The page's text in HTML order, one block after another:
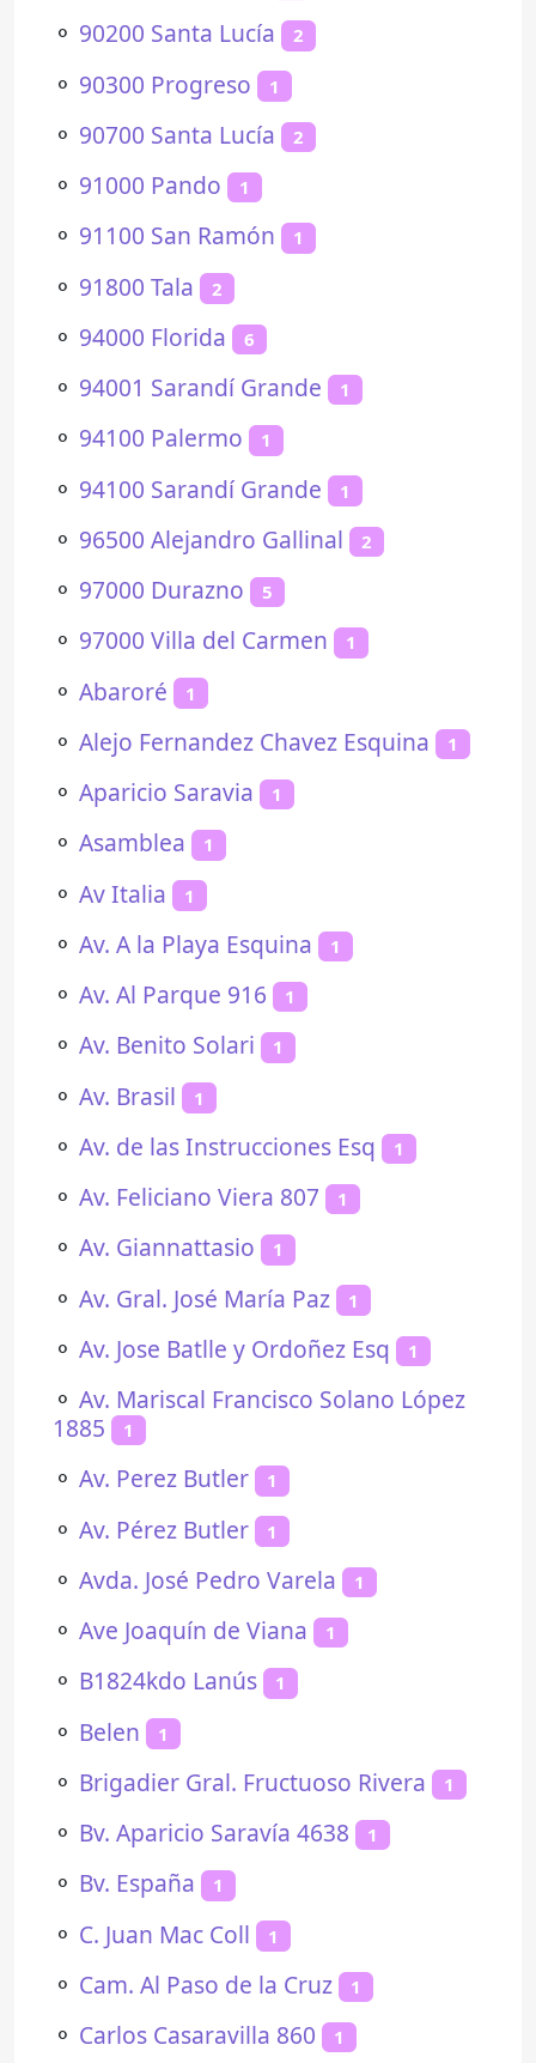
⚬ 90200 Santa Lucía 2
⚬ 90300 Progreso 1
⚬ 90700 Santa Lucía 2
⚬ 91000 Pando 1
⚬ 91100 San Ramón 1
⚬ 91800 Tala 2
⚬ 94000 Florida 6
⚬ 94001 Sarandí Grande 1
⚬ 94100 Palermo 1
⚬ 94100 Sarandí Grande 1
⚬ 96500 Alejandro Gallinal 2
⚬ 97000 Durazno 5
⚬ 97000 Villa del Carmen 1
⚬ Abaroré 1
⚬ Alejo Fernandez Chavez Esquina 1
⚬ Aparicio Saravia 1
⚬ Asamblea 1
⚬ Av Italia 1
⚬ Av. A la Playa Esquina 1
⚬ Av. Al Parque 916 1
⚬ Av. Benito Solari 1
⚬ Av. Brasil 1
⚬ Av. de las Instrucciones Esq 1
⚬ Av. Feliciano Viera 807 1
⚬ Av. Giannattasio 1
⚬ Av. Gral. José María Paz 1
⚬ Av. Jose Batlle y Ordoñez Esq 1
⚬ Av. Mariscal Francisco Solano López
1885
1
⚬ Av. Perez Butler 1
⚬ Av. Pérez Butler 1
⚬ Avda. José Pedro Varela 1
⚬ Ave Joaquín de Viana 1
⚬ B1824kdo Lanús 1
⚬ Belen 1
⚬ Brigadier Gral. Fructuoso Rivera 1
⚬ Bv. Aparicio Saravía 4638 1
⚬ Bv. España 1
⚬ C. Juan Mac Coll 1
⚬ Cam. Al Paso de la Cruz 1
⚬ Carlos Casaravilla 860 1